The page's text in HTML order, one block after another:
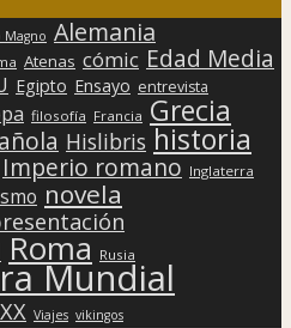
Alemania
Atenas cómic Edad Media
Egipto Ensayo entrevista
filosofía Francia Grecia
Hislibris historia
Imperio romano Inglaterra
novela
Roma Rusia
Mundial
Viajes vikingos